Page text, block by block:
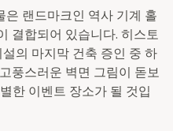
랜드마크인 역사 기계 홀
결합되어 있습니다. 히스토
의 마지막 건축 증인 중 하
풍스러운 벽면 그림이 돋보
한 이벤트 장소가 될 것입